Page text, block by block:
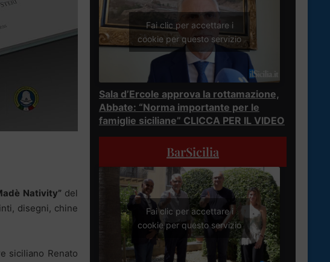
Nativity”del
disegni, chine
siciliano Renato
Fai clic per accettare i
cookie per questo servizio
Sala d’Ercole approva la rottamazione,
Abbate: “Norma importante per le
famiglie siciliane” CLICCA PER IL VIDEO
BarSicilia
Fai clic per accettare i
cookie per questo servizio